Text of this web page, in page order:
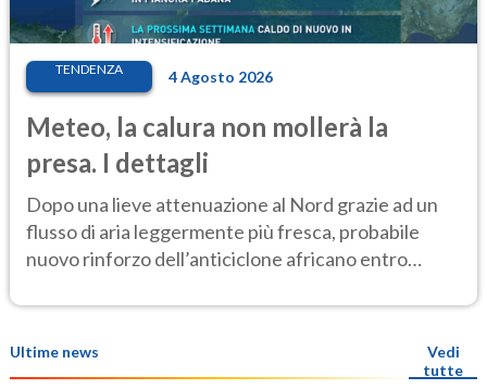
TENDENZA 4 Agosto 2026
Meteo, la calura non mollerà la
presa. I dettagli
Dopo una lieve attenuazione al Nord grazie ad un
flusso di aria leggermente più fresca, probabile
nuovo rinforzo dell’anticiclone africano entro
Ultime news
Vedi
tutte